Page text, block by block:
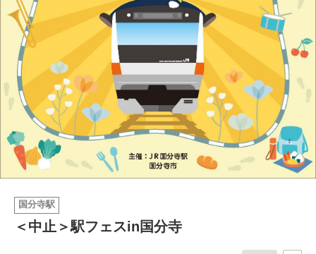
おしらせ
駅から 探す
国分寺駅
＜中止＞駅フェスin国分寺